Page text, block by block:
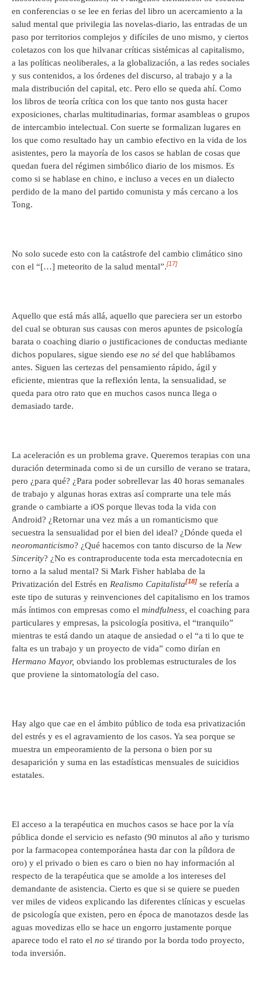
en conferencias o se lee en ferias del libro un acercamiento a la
salud mental que privilegia las novelas-diario, las entradas de un
paso por territorios complejos y difíciles de uno mismo, y ciertos
coletazos con los que hilvanar críticas sistémicas al capitalismo,
a las políticas neoliberales, a la globalización, a las redes sociales
y sus contenidos, a los órdenes del discurso, al trabajo y a la
mala distribución del capital, etc. Pero ello se queda ahí. Como
los libros de teoría crítica con los que tanto nos gusta hacer
exposiciones, charlas multitudinarias, formar asambleas o grupos
de intercambio intelectual. Con suerte se formalizan lugares en
los que como resultado hay un cambio efectivo en la vida de los
asistentes, pero la mayoría de los casos se hablan de cosas que
quedan fuera del régimen simbólico diario de los mismos. Es
como si se hablase en chino, e incluso a veces en un dialecto
perdido de la mano del partido comunista y más cercano a los
Tong.
No solo sucede esto con la catástrofe del cambio climático sino
con el “[…] meteorito de la salud mental”.[17]
Aquello que está más allá, aquello que pareciera ser un estorbo
del cual se obturan sus causas con meros apuntes de psicología
barata o coaching diario o justificaciones de conductas mediante
dichos populares, sigue siendo ese no sé del que hablábamos
antes. Siguen las certezas del pensamiento rápido, ágil y
eficiente, mientras que la reflexión lenta, la sensualidad, se
queda para otro rato que en muchos casos nunca llega o
demasiado tarde.
La aceleración es un problema grave. Queremos terapias con una
duración determinada como si de un cursillo de verano se tratara,
pero ¿para qué? ¿Para poder sobrellevar las 40 horas semanales
de trabajo y algunas horas extras así comprarte una tele más
grande o cambiarte a iOS porque llevas toda la vida con
Android? ¿Retornar una vez más a un romanticismo que
secuestra la sensualidad por el bien del ideal? ¿Dónde queda el
neoromanticismo? ¿Qué hacemos con tanto discurso de la New
Sincerity? ¿No es contraproducente toda esta mercadotecnia en
torno a la salud mental? Si Mark Fisher hablaba de la
Privatización del Estrés en Realismo Capitalista[18] se refería a
este tipo de suturas y reinvenciones del capitalismo en los tramos
más íntimos con empresas como el mindfulness, el coaching para
particulares y empresas, la psicología positiva, el “tranquilo”
mientras te está dando un ataque de ansiedad o el “a ti lo que te
falta es un trabajo y un proyecto de vida” como dirían en
Hermano Mayor, obviando los problemas estructurales de los
que proviene la sintomatología del caso.
Hay algo que cae en el ámbito público de toda esa privatización
del estrés y es el agravamiento de los casos. Ya sea porque se
muestra un empeoramiento de la persona o bien por su
desaparición y suma en las estadísticas mensuales de suicidios
estatales.
El acceso a la terapéutica en muchos casos se hace por la vía
pública donde el servicio es nefasto (90 minutos al año y turismo
por la farmacopea contemporánea hasta dar con la píldora de
oro) y el privado o bien es caro o bien no hay información al
respecto de la terapéutica que se amolde a los intereses del
demandante de asistencia. Cierto es que si se quiere se pueden
ver miles de videos explicando las diferentes clínicas y escuelas
de psicología que existen, pero en época de manotazos desde las
aguas movedizas ello se hace un engorro justamente porque
aparece todo el rato el no sé tirando por la borda todo proyecto,
toda inversión.